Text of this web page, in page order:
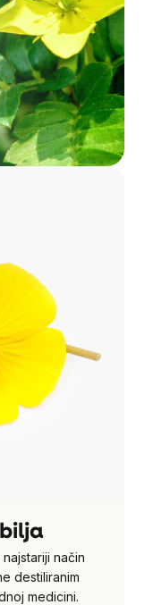
način
destiliranim
medicini.